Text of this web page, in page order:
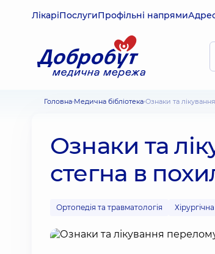
ЛікаріПослугиПрофільні напрями
Головна Медична бібліотека Ознаки та
Ознаки та
стегна в
Ортопедія та травматологія